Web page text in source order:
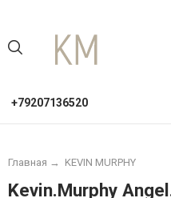
+79207136520
Главная → KEVIN MURPHY
Kevin.Murphy